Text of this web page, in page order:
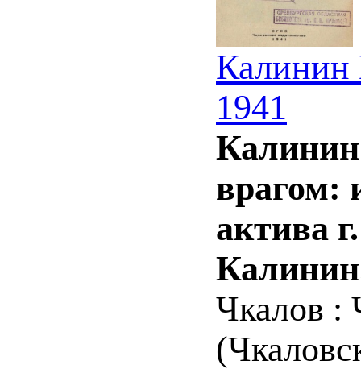
Калинин
1941
врагом:
актива
Чкалов :